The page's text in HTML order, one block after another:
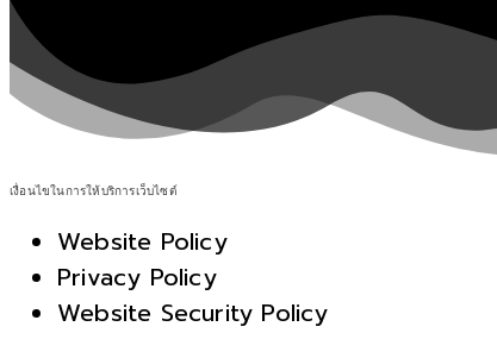
เงื่อนไขในการให้บริการเว็บไซต์
Website Policy
Privacy Policy
Website Security Policy